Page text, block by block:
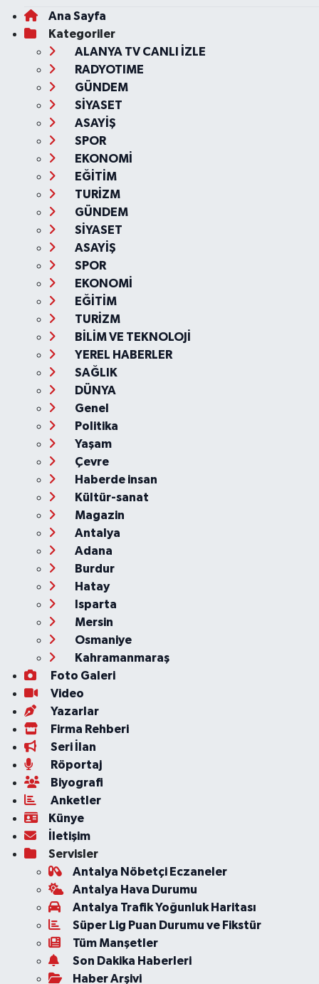
Ana Sayfa
Kategoriler
ALANYA TV CANLI İZLE
RADYOTIME
GÜNDEM
SİYASET
ASAYİŞ
SPOR
EKONOMİ
EĞİTİM
TURİZM
GÜNDEM
SİYASET
ASAYİŞ
SPOR
EKONOMİ
EĞİTİM
TURİZM
BİLİM VE TEKNOLOJİ
YEREL HABERLER
SAĞLIK
DÜNYA
Genel
Politika
Yaşam
Çevre
Haberde insan
Kültür-sanat
Magazin
Antalya
Adana
Burdur
Hatay
Isparta
Mersin
Osmaniye
Kahramanmaraş
Foto Galeri
Video
Yazarlar
Firma Rehberi
Seri İlan
Röportaj
Biyografi
Anketler
Künye
İletişim
Servisler
Antalya Nöbetçi Eczaneler
Antalya Hava Durumu
Antalya Trafik Yoğunluk Haritası
Süper Lig Puan Durumu ve Fikstür
Tüm Manşetler
Son Dakika Haberleri
Haber Arşivi